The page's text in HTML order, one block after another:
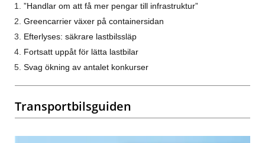
”Handlar om att få mer pengar till infrastruktur”
Greencarrier växer på containersidan
Efterlyses: säkrare lastbilssläp
Fortsatt uppåt för lätta lastbilar
Svag ökning av antalet konkurser
Transportbilsguiden